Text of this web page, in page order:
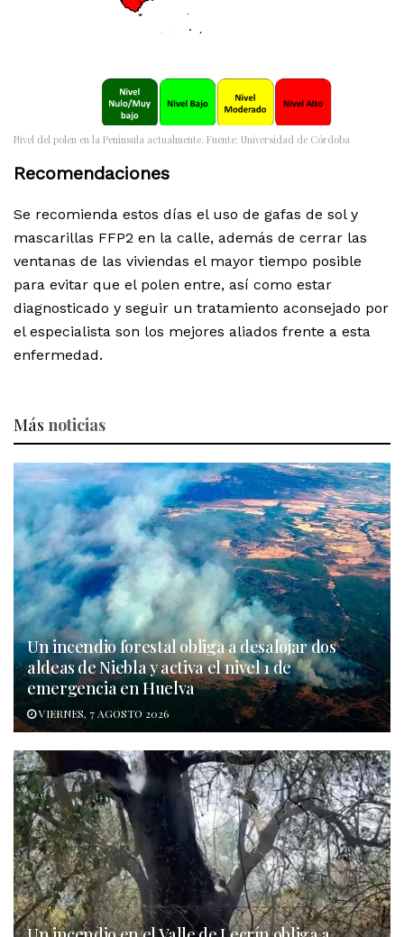
Nivel del polen en la Península actualmente. Fuente: Universidad de Córdoba
Recomendaciones
Se recomienda estos días el uso de gafas de sol y
mascarillas FFP2 en la calle, además de cerrar las
ventanas de las viviendas el mayor tiempo posible
para evitar que el polen entre, así como estar
diagnosticado y seguir un tratamiento aconsejado por
el especialista son los mejores aliados frente a esta
enfermedad.
Más noticias
Un incendio forestal obliga a desalojar dos
aldeas de Niebla y activa el nivel 1 de
emergencia en Huelva
VIERNES, 7 AGOSTO 2026